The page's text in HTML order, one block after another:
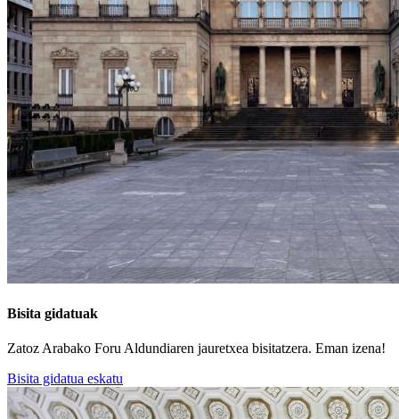
Bisita gidatuak
Zatoz Arabako Foru Aldundiaren jauretxea bisitatzera. Eman izena!
Bisita gidatua eskatu